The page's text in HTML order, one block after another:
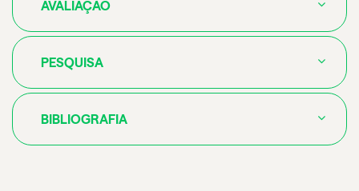
AVALIAÇÃO
PESQUISA
BIBLIOGRAFIA